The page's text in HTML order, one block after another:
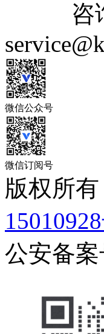
咨
微信公众号
微信订阅号
版权所
公安备案